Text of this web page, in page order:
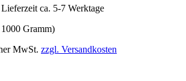
ca. 5-7 Werktage
Gramm)
MwSt. zzgl. Versandkosten